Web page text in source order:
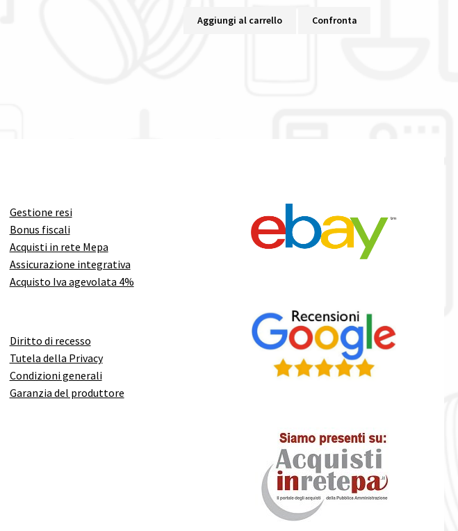
Aggiungi al carrello Confronta
Gestione resi
Bonus fiscali
Acquisti in rete Mepa
Assicurazione integrativa
Acquisto Iva agevolata 4%
Diritto di recesso
Tutela della Privacy
Condizioni generali
Garanzia del produttore